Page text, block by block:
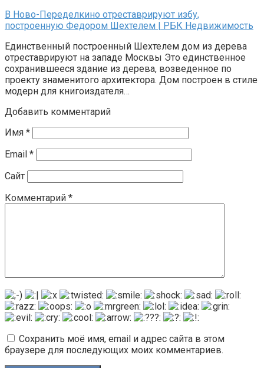
В Ново-Переделкино отреставрируют избу,
построенную Федором Шехтелем | РБК Недвижимость
Единственный построенный Шехтелем дом из дерева
отреставрируют на западе Москвы Это единственное
сохранившееся здание из дерева, возведенное по
проекту знаменитого архитектора. Дом построен в стиле
модерн для книгоиздателя…
Добавить комментарий
Имя *
Email *
Сайт
Комментарий *
Сохранить моё имя, email и адрес сайта в этом
браузере для последующих моих комментариев.